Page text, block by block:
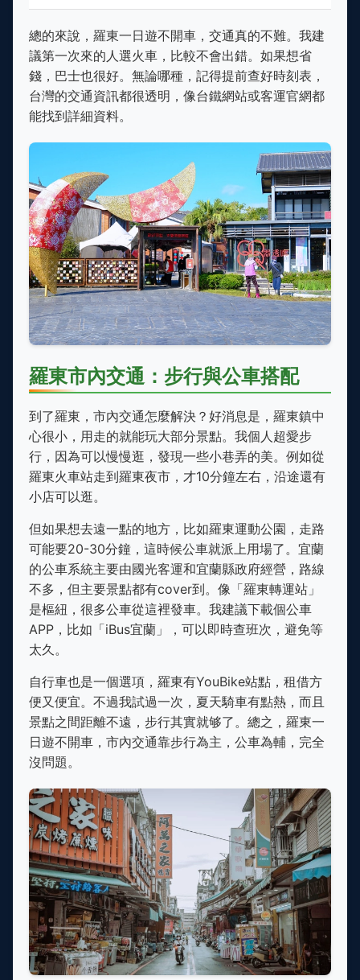
總的來說，羅東一日遊不開車，交通真的不難。我建
議第一次來的人選火車，比較不會出錯。如果想省
錢，巴士也很好。無論哪種，記得提前查好時刻表，
台灣的交通資訊都很透明，像台鐵網站或客運官網都
能找到詳細資料。
羅東市內交通：步行與公車搭配
到了羅東，市內交通怎麼解決？好消息是，羅東鎮中
心很小，用走的就能玩大部分景點。我個人超愛步
行，因為可以慢慢逛，發現一些小巷弄的美。例如從
羅東火車站走到羅東夜市，才10分鐘左右，沿途還有
小店可以逛。
但如果想去遠一點的地方，比如羅東運動公園，走路
可能要20-30分鐘，這時候公車就派上用場了。宜蘭
的公車系統主要由國光客運和宜蘭縣政府經營，路線
不多，但主要景點都有cover到。像「羅東轉運站」
是樞紐，很多公車從這裡發車。我建議下載個公車
APP，比如「iBus宜蘭」，可以即時查班次，避免等
太久。
自行車也是一個選項，羅東有YouBike站點，租借方
便又便宜。不過我試過一次，夏天騎車有點熱，而且
景點之間距離不遠，步行其實就够了。總之，羅東一
日遊不開車，市內交通靠步行為主，公車為輔，完全
沒問題。